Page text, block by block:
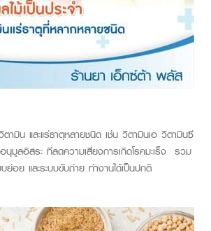
ามิน และแร่ธาตุหลายชนิด เช่น วิตามินเอ วิตามินซี
อนุมูลอิสระ ที่ลดความเสี่ยงการเกิดโรคมะเร็ง รวม
ย่อย และระบบขับถ่าย ทำงานได้เป็นปกติ